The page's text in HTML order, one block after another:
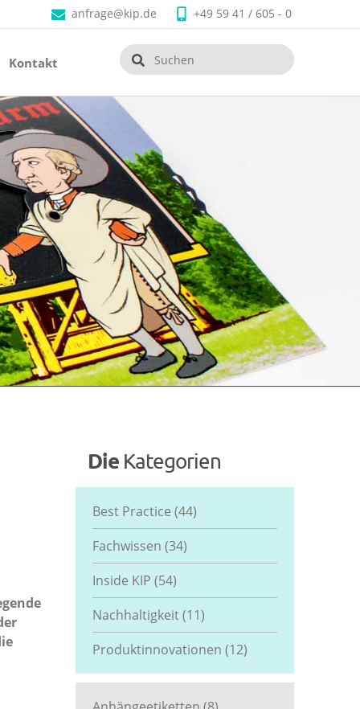
anfrage@kip.de +49 59 41 / 605 - 0
Kontakt
Die Kategorien
Best Practice (44)
Fachwissen (34)
Inside KIP (54)
Nachhaltigkeit(11)
Produktinnovationen (12)